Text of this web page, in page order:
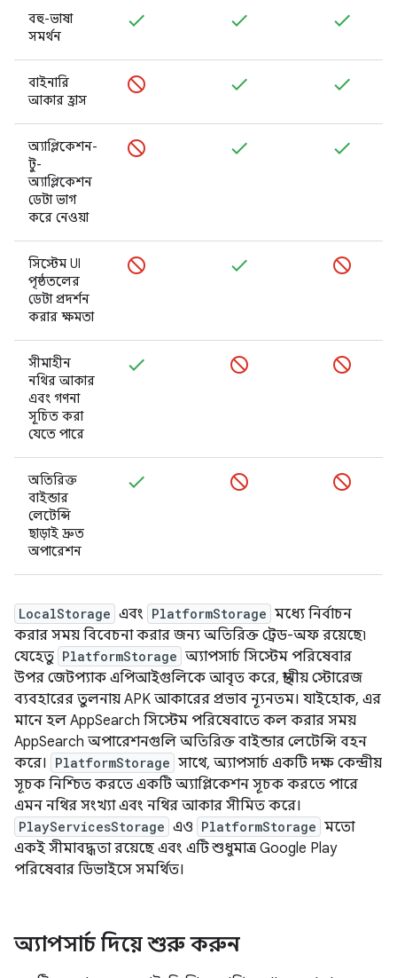
বহু-ভাষা
সমর্থন
বাইনারি
আকার হ্রাস
অ্যাপ্লিকেশন-
টু-
অ্যাপ্লিকেশন
ডেটা ভাগ
করে নেওয়া
সিস্টেম UI
পৃষ্ঠতলের
ডেটা প্রদর্শন
করার ক্ষমতা
সীমাহীন
নথির আকার
এবং গণনা
সূচিত করা
যেতে পারে
অতিরিক্ত
বাইন্ডার
লেটেন্সি
ছাড়াই দ্রুত
অপারেশন
LocalStorage এবং PlatformStorage মধ্যে নির্বাচন
করার সময় বিবেচনা করার জন্য অতিরিক্ত ট্রেড-অফ রয়েছে৷
যেহেতু PlatformStorage অ্যাপসার্চ সিস্টেম পরিষেবার
উপর জেটপ্যাক এপিআইগুলিকে আবৃত করে, স্থানীয় স্টোরেজ
ব্যবহারের তুলনায় APK আকারের প্রভাব ন্যূনতম। যাইহোক, এর
মানে হল AppSearch সিস্টেম পরিষেবাতে কল করার সময়
AppSearch অপারেশনগুলি অতিরিক্ত বাইন্ডার লেটেন্সি বহন
করে।
PlatformStorage সাথে, অ্যাপসার্চ একটি দক্ষ কেন্দ্রীয়
সূচক নিশ্চিত করতে একটি অ্যাপ্লিকেশন সূচক করতে পারে
এমন নথির সংখ্যা এবং নথির আকার সীমিত করে।
PlayServicesStorage এও PlatformStorage মতো
একই সীমাবদ্ধতা রয়েছে এবং এটি শুধুমাত্র Google Play
পরিষেবার ডিভাইসে সমর্থিত।
অ্যাপসার্চ দিয়ে শুরু করুন